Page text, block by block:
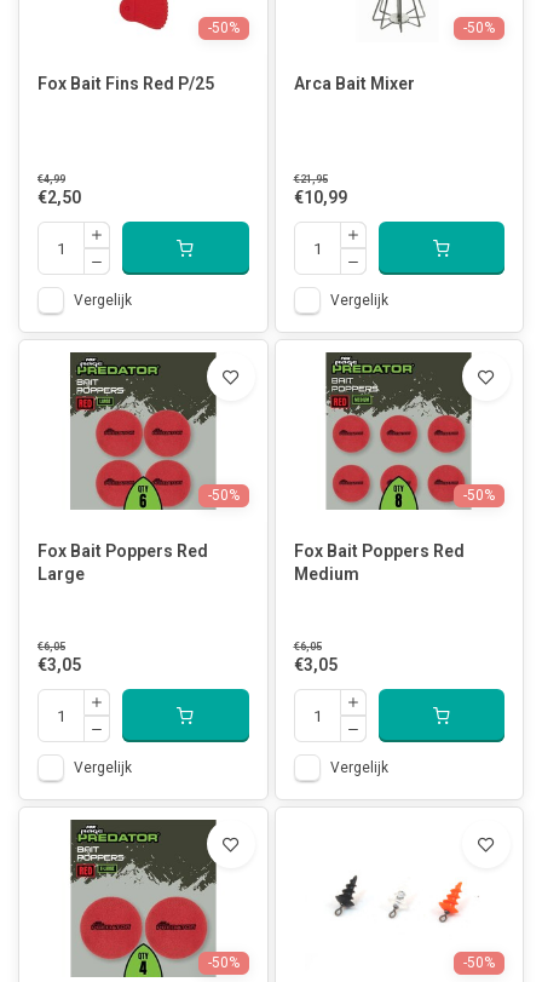
-50%
Fox Bait Fins Red P/25
€4,99
€2,50
Vergelijk
-50%
Arca Bait Mixer
€21,95
€10,99
Vergelijk
-50%
Fox Bait Poppers Red
Large
€6,05
€3,05
Vergelijk
-50%
Fox Bait Poppers Red
Medium
€6,05
€3,05
Vergelijk
-50% -50%